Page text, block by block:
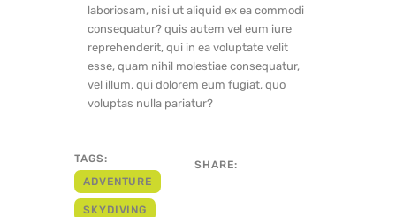
laboriosam, nisi ut aliquid ex ea commodi
consequatur? quis autem vel eum iure
reprehenderit, qui in ea voluptate velit
esse, quam nihil molestiae consequatur,
vel illum, qui dolorem eum fugiat, quo
voluptas nulla pariatur?
TAGS:
ADVENTURE
SKYDIVING
SHARE: